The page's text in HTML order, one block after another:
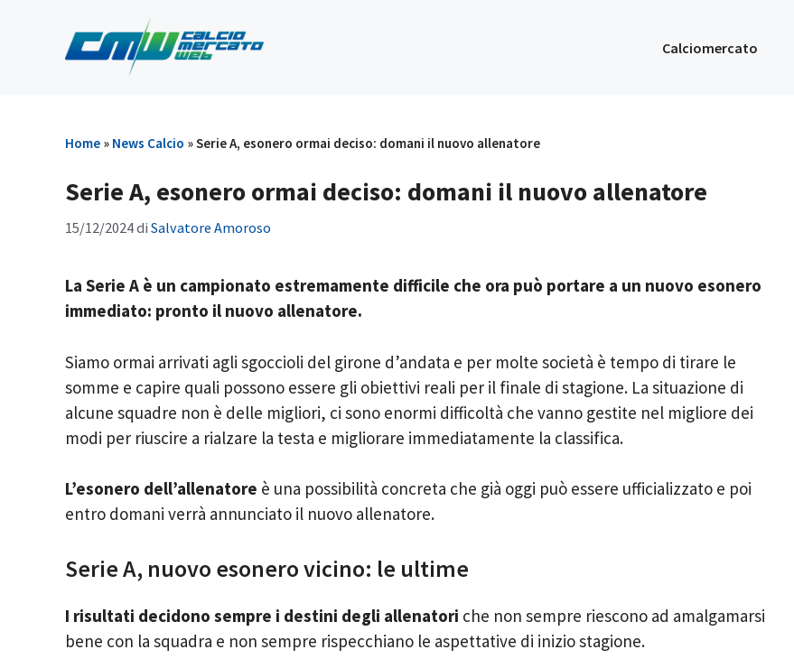
contenuto
Calciomercato
Home » News Calcio »Serie A, esonero ormai deciso: domani il nuovo allenatore
Serie A, esonero ormai deciso: domani il nuovo allenatore
15/12/2024di Salvatore Amoroso
La Serie A è un campionato estremamente difficile che ora può portare a un nuovo esonero
immediato: pronto il nuovo allenatore.
Siamo ormai arrivati agli sgoccioli del girone d’andata e per molte società è tempo di tirare le
somme e capire quali possono essere gli obiettivi reali per il finale di stagione. La situazione di
alcune squadre non è delle migliori, ci sono enormi difficoltà che vanno gestite nel migliore dei
modi per riuscire a rialzare la testa e migliorare immediatamente la classifica.
L’esonero dell’allenatore è una possibilità concreta che già oggi può essere ufficializzato e poi
entro domani verrà annunciato il nuovo allenatore.
Serie A, nuovo esonero vicino: le ultime
I risultati decidono sempre i destini degli allenatori che non sempre riescono ad amalgamarsi
bene con la squadra e non sempre rispecchiano le aspettative di inizio stagione.